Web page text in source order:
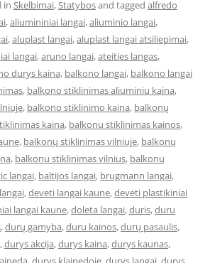
in Skelbimai,Statybosand tagged alfredo
,aliumininiai langai,aliuminio langai,
,aluplast langai,aluplast langai atsiliepimai,
langai,aruno langai,ateities langas,
durys kaina, balkono langai, balkono langai
, balkono stiklinimas aliuminiu kaina,
, balkono stiklinimo kaina, balkonų
kaina, balkonu stiklinimas kainos,
, balkonų stiklinimas vilniuje, balkonų
, balkonu stiklinimas vilnius, balkonų
langai, baltijos langai, brugmann langai,
,deveti langai kaune,deveti plastikiniai
langai kaune,doleta langai,duris,duru
,durų gamyba,duru kainos,durų pasaulis,
,durys akcija,durys kaina,durys kaunas,